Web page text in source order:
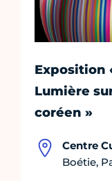
Exposition
Lumière
coréen »
Centre
Boétie,